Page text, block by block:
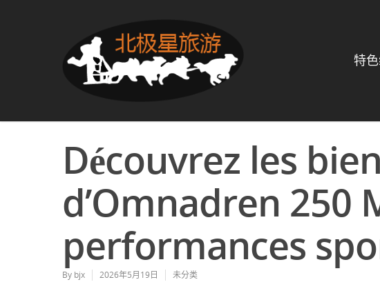
特
Découvrez les
d’Omnadren 250
performances
By bjx 2026年5月19日 未分类